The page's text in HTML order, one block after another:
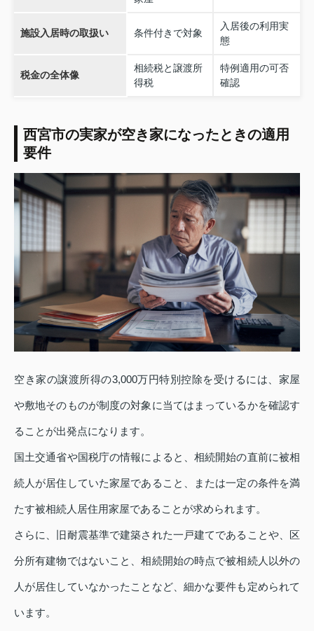
施設入居時の取扱い 条件付きで対象
入居後の利用実
態
税金の全体像
相続税と譲渡所
得税
特例適用の可否
確認
西宮市の実家が空き家になったときの適用
要件
空き家の譲渡所得の3,000万円特別控除を受けるには、家屋
や敷地そのものが制度の対象に当てはまっているかを確認す
ることが出発点になります。
国土交通省や国税庁の情報によると、相続開始の直前に被相
続人が居住していた家屋であること、または一定の条件を満
たす被相続人居住用家屋であることが求められます。
さらに、旧耐震基準で建築された一戸建てであることや、区
分所有建物ではないこと、相続開始の時点で被相続人以外の
人が居住していなかったことなど、細かな要件も定められて
います。